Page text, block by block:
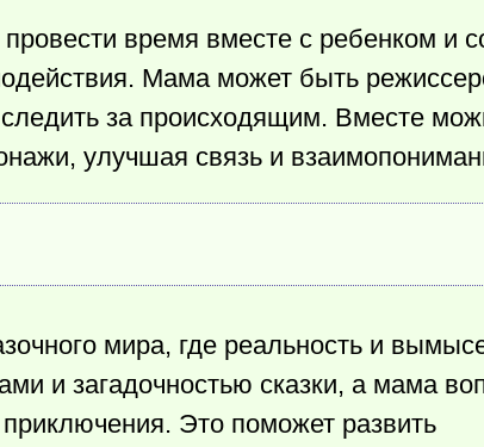
время вместе с ребенком и
Мама может быть
за происходящим. Вместе
улучшая связь и
мира, где реальность и
и загадочностью сказки, а мама
Это поможет развить